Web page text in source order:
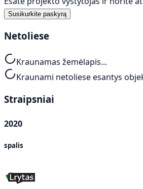
Susikurkite paskyrą
Netoliese
Kraunamas žemėlapis...
Kraunami netoliese esantys
Straipsniai
2020
spalis